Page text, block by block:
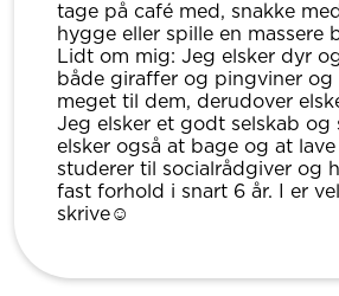
tage på café med, snakke
hygge eller spille en massere
Lidt om mig: Jeg elsker dyr
både giraffer og pingviner
meget til dem, derudover
Jeg elsker et godt selskab og
elsker også at bage og at
studerer til socialrådgiver og
fast forhold i snart 6 år. I er
skrive☺️